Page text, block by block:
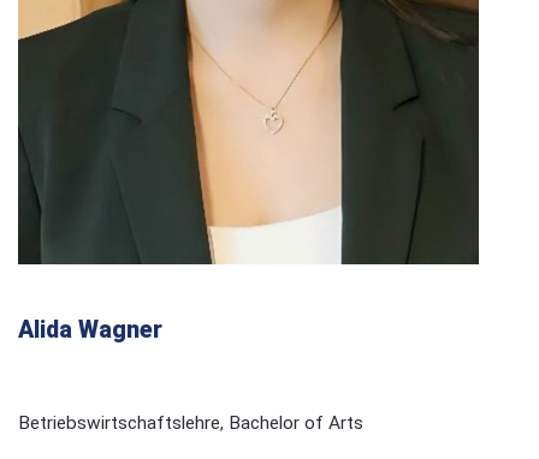
Alida Wagner
Betriebswirtschaftslehre, Bachelor of Arts